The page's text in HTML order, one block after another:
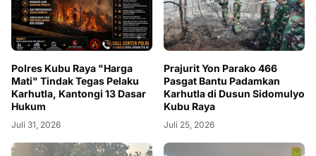
Polres Kubu Raya "Harga
Mati" Tindak Tegas Pelaku
Karhutla, Kantongi 13 Dasar
Hukum
Juli 31, 2026
Prajurit Yon Parako 466
Pasgat Bantu Padamkan
Karhutla di Dusun Sidomulyo
Kubu Raya
Juli 25, 2026